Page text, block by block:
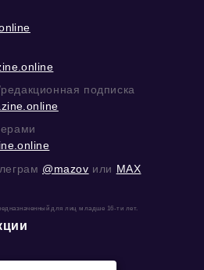
подписка
@mazov или MAX
для лиц младше 16-ти лет.